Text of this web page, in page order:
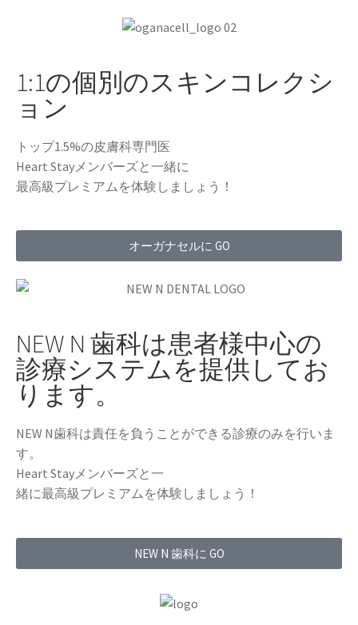
1:1の個別のスキンコレクシ
ョン
トップ1.5%の皮膚科専門医
Heart Stayメンバーズと一緒に
最高級プレミアムを体験しましょう！
オーガナセルに GO
NEW N 歯科は患者様中心の
診療システムを提供してお
ります。
NEW N歯科は責任を負うことができる診療のみを行いま
す。
Heart Stayメンバーズと一
緒に最高級プレミアムを体験しましょう！
NEW N 歯科に GO